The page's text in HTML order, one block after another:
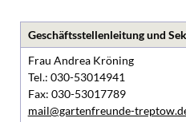
Geschäftsstellenleitung und
Frau Andrea Kröning
Tel.: 030-53014941
Fax: 030-53017789
mail@gartenfreunde-